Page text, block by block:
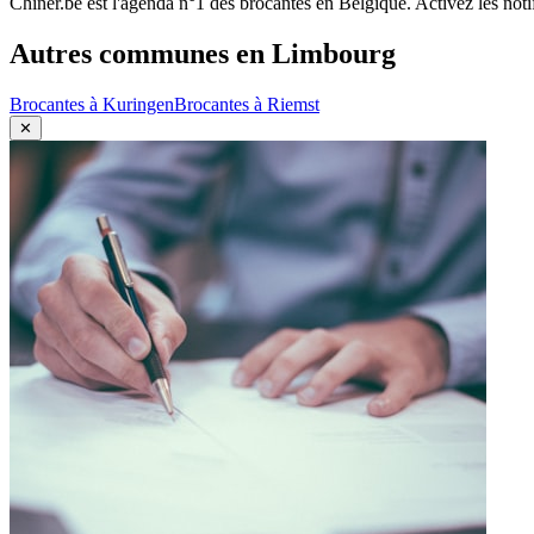
Autres communes en Limbourg
Brocantes à KuringenBrocantes à Riemst
✕